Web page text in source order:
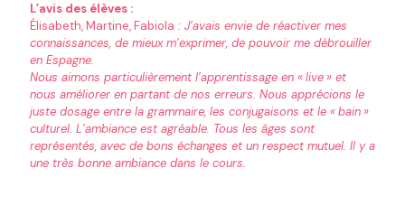
L’avis des élèves :
Élisabeth, Martine, Fabiola : J’avais envie de réactiver mes
connaissances, de mieux m’exprimer, de pouvoir me débrouiller
en Espagne.
Nous aimons particulièrement l’apprentissage en «live» et
nous améliorer en partant de nos erreurs. Nous apprécions le
juste dosage entre la grammaire, les conjugaisons et le «bain»
culturel. L’ambiance est agréable. Tous les âges sont
représentés, avec de bons échanges et un respect mutuel. Il y a
une très bonne ambiance dans le cours.